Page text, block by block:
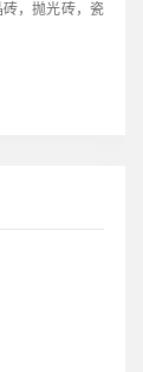
，抛光砖，瓷
新的产品研发